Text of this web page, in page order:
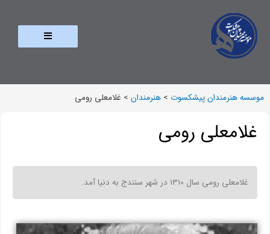
موسسه هنرمندان پیشکسوت > هنرمندان > غلامعلى رومى
غلامعلى رومى
غلامعلى رومى سال 1310 در شهر سنندج به دنیا آمد.